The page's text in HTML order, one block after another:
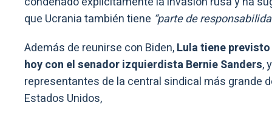
que Ucrania también tiene “parte de
Además de reunirse con Biden,Lula tiene
hoy con el senador izquierdista Bernie Sanders,
representantes de la central sindical más grande
Estados Unidos,